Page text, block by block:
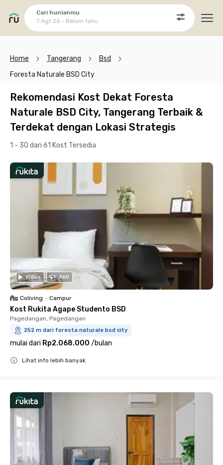
Cari hunianmu
7 Agt 26 - Belum tahu
Home Tangerang
Bsd
Foresta Naturale BSD City
Rekomendasi Kost Dekat Foresta
Naturale BSD City, Tangerang Terbaik &
Terdekat dengan Lokasi Strategis
1 - 30 dari 61 Kost Tersedia
Video 360
Coliving • Campur
Kost Rukita Agape Studento BSD
Pagedangan, Pagedangan
252 m dari foresta naturale bsd city
mulai dari Rp2.068.000 /bulan
Lihat info lebih banyak